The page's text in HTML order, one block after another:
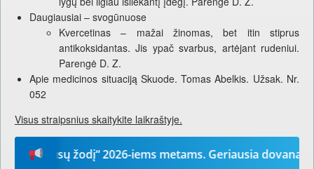
Daugiausiai – svogūnuose
Kvercetinas – mažai žinomas, bet itin stiprus
antikoksidantas. Jis ypač svarbus, artėjant rudeniui.
Parengė D. Z.
Apie medicinos situaciją Skuode. Tomas Abelkis. Užsak. Nr.
052
Visus straipsnius skaitykite laikraštyje.
„Mūsų žodį“ 2026-iems metams. Geriausia dovana –